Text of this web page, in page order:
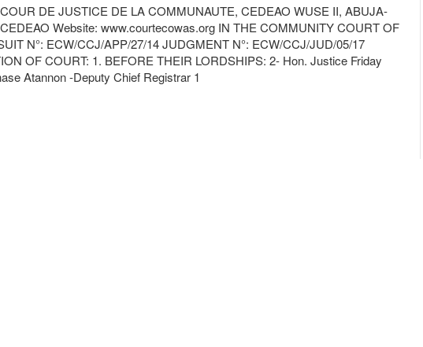
DE JUSTICE DE LA COMMUNAUTE, CEDEAO WUSE II, ABUJA-
Website: www.courtecowas.org IN THE COMMUNITY COURT OF
N°: ECW/CCJ/APP/27/14 JUDGMENT N°: ECW/CCJ/JUD/05/17
OF COURT: 1. BEFORE THEIR LORDSHIPS: 2- Hon. Justice Friday
Atannon -Deputy Chief Registrar 1